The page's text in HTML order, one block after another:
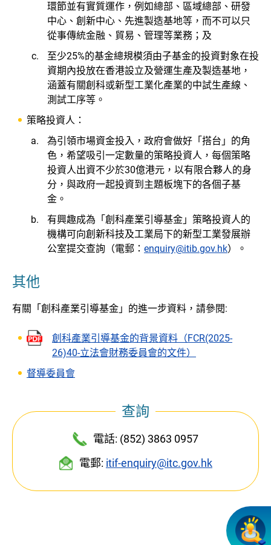
環節並有實質運作，例如總部、區域總部、研發
中心、創新中心、先進製造基地等，而不可以只
從事傳統金融、貿易、管理等業務；及
至少25%的基金總規模須由子基金的投資對象在投
資期內投放在香港設立及營運生產及製造基地，
涵蓋有關創科或新型工業化產業的中試生產線、
測試工序等。
策略投資人：
為引領市場資金投入，政府會做好「搭台」的角
色，希望吸引一定數量的策略投資人，每個策略
投資人出資不少於30億港元，以有限合夥人的身
分，與政府一起投資到主題板塊下的各個子基
金。
有興趣成為「創科產業引導基金」策略投資人的
機構可向創新科技及工業局下的新型工業發展辦
公室提交查詢（電郵： enquiry@itib.gov.hk）。
其他
有關「創科產業引導基金」的進一步資料，請參閱:
創科產業引導基金的背景資料（FCR(2025-
26)40-立法會財務委員會的文件）
督導委員會
查詢
電話: (852) 3863 0957
電郵: itif-enquiry@itc.gov.hk